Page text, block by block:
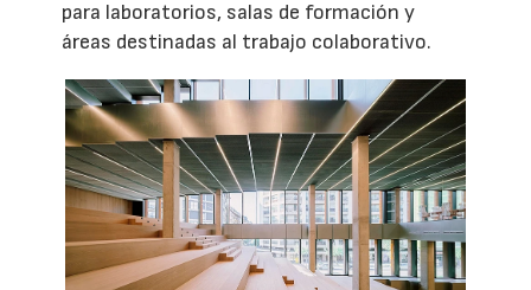
para laboratorios, salas de formación y
áreas destinadas al trabajo colaborativo.